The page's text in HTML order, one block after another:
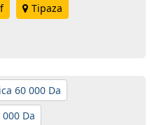
Tipaza
60 000 Da
Da